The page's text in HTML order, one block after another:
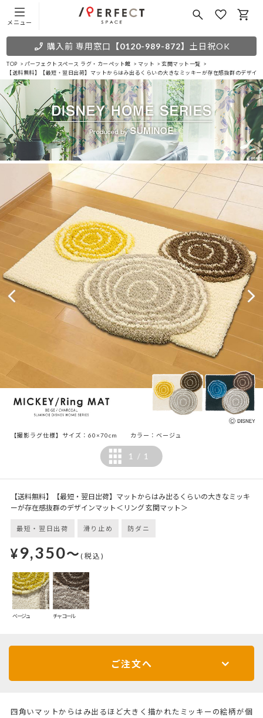
メニュー
購入前 専用窓口 【0120-989-872】 土日祝OK
TOP パーフェクトスペース ラグ・カーペット館 マット
玄関マット一覧
【送料無料】【最短・翌日出荷】マットからはみ出るくらいの大きなミッキーが存在感抜群のデザイ
【撮影ラグ仕様】サイズ：60×70cm カラー：ベージュ
1 / 1
【送料無料】【最短・翌日出荷】マットからはみ出るくらいの大きなミッキ
ーが存在感抜群のデザインマット＜リング 玄関マット＞
最短・翌日出荷 滑り止め 防ダニ
¥9,350～(税込)
ベージュ チャコール
ご注文へ
四角いマットからはみ出るほど大きく描かれたミッキーの絵柄が個